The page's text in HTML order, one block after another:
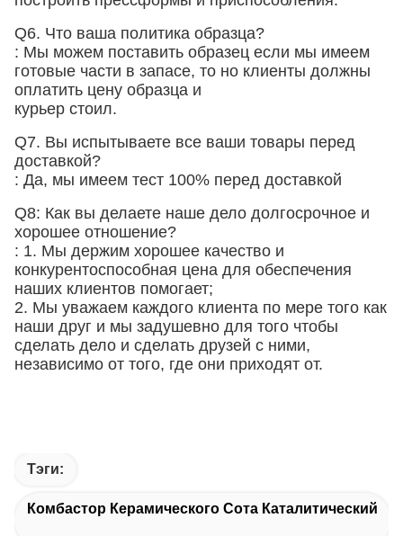
Q6. Что ваша политика образца?
: Мы можем поставить образец если мы имеем
готовые части в запасе, то но клиенты должны
оплатить цену образца и
курьер стоил.
Q7. Вы испытываете все ваши товары перед
доставкой?
: Да, мы имеем тест 100% перед доставкой
Q8: Как вы делаете наше дело долгосрочное и
хорошее отношение?
: 1. Мы держим хорошее качество и
конкурентоспособная цена для обеспечения
наших клиентов помогает;
2. Мы уважаем каждого клиента по мере того как
наши друг и мы задушевно для того чтобы
сделать дело и сделать друзей с ними,
независимо от того, где они приходят от.
Тэги:
Комбастор Керамического Сота Каталитический